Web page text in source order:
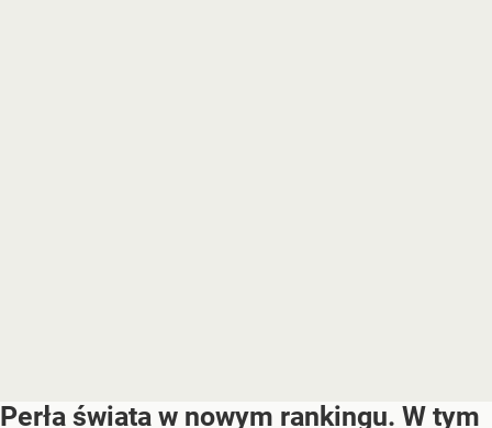
Perła świata w nowym rankingu. W tym